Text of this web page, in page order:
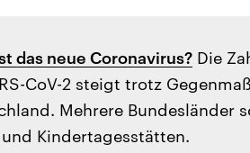
das neue Coronavirus? Die
CoV-2 steigt trotz
Mehrere Bundesländer
Kindertagesstätten.